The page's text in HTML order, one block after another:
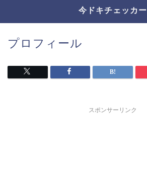
今ドキチェッカー
プロフィール
スポンサーリンク